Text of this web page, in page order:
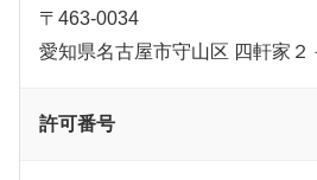
〒463-0034
愛知県名古屋市守山区 四軒家２
許可番号